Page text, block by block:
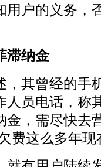
用户的义务，
纳金
其曾经的手
人员电话，称
金，需尽快去
费这么多年现